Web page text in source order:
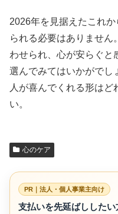
2026年を見据えたこれ
られる必要はありません
わせられ、心が安らぐと
選んでみてはいかがでし
人が喜んでくれる形はど
い。
心のケア
PR｜法人・個人事業主向け
支払いを先延ばししたい